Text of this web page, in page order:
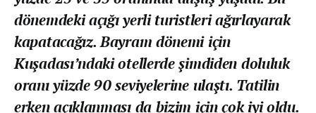
dönemdeki açığı yerli turistleri ağırlayarak
kapatacağız. Bayram dönemi için
Kuşadası’ndaki otellerde şimdiden doluluk
oranı yüzde 90 seviyelerine ulaştı. Tatilin
erken açıklanması da bizim için çok iyi oldu.